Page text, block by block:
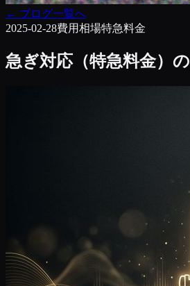
← ブログ一覧へ
2025-02-28費用相場特急料金
急ぎ対応（特急料金）